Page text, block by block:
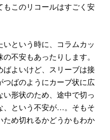
このリコールはすごく安
という時に、コラムカッ
不安もあったりします。
よいけど、スリーブは接
ばのようにカーブ状に広
形状のため、途中で切っ
、という不安が…。そもそ
め切れるかどうかもわか